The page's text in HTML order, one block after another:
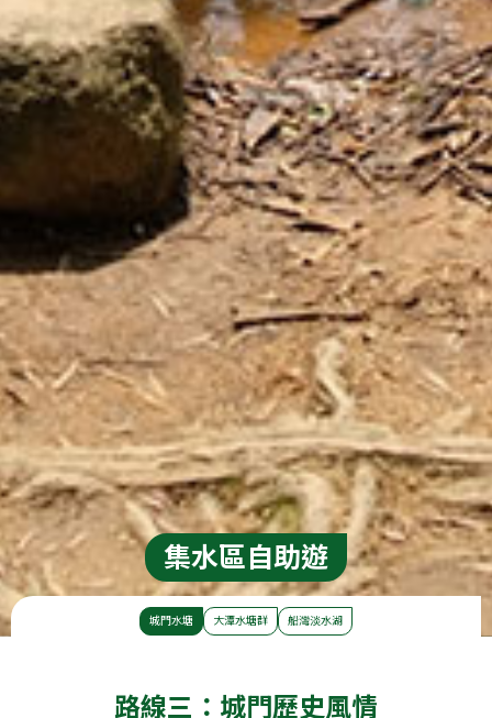
集水區自助遊
城門水塘 大潭水塘群 船灣淡水湖
路線三：城門歷史風情